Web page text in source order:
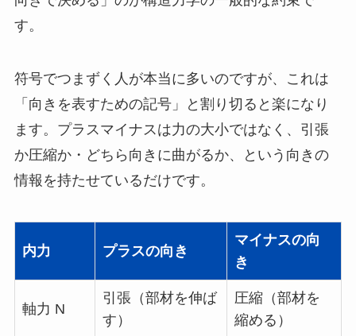
す。
符号でつまずく人が本当に多いのですが、これは
「向きを表すための記号」と割り切ると楽になり
ます。プラスマイナスは力の大小ではなく、引張
か圧縮か・どちら向きに曲がるか、という向きの
情報を持たせているだけです。
内力 プラスの向き
マイナスの向
き
軸力 N
引張（部材を伸ば
す）
圧縮（部材を
縮める）